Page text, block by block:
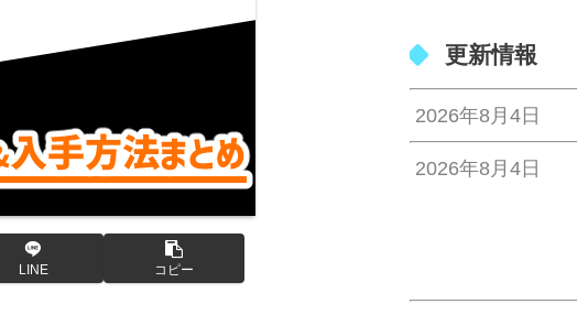
LINE コピー
更新情報
2026年8月4日
2026年8月4日